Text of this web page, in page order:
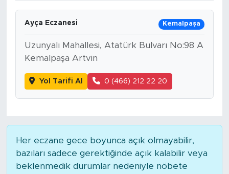
Ayça Eczanesi Kemalpaşa
Uzunyalı Mahallesi, Atatürk Bulvarı No:98 A
Kemalpaşa Artvin
Yol Tarifi Al 0 (466) 212 22 20
Her eczane gece boyunca açık olmayabilir,
bazıları sadece gerektiğinde açık kalabilir veya
beklenmedik durumlar nedeniyle nöbete